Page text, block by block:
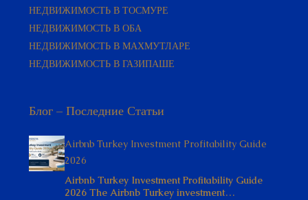
НЕДВИЖИМОСТЬ В ТОСМУРЕ
НЕДВИЖИМОСТЬ В ОБА
НЕДВИЖИМОСТЬ В МАХМУТЛАРЕ
НЕДВИЖИМОСТЬ В ГАЗИПАШЕ
Блог – Последние Статьи
Airbnb Turkey Investment Profitability Guide
2026
Airbnb Turkey Investment Profitability Guide
2026 The Airbnb Turkey investment…